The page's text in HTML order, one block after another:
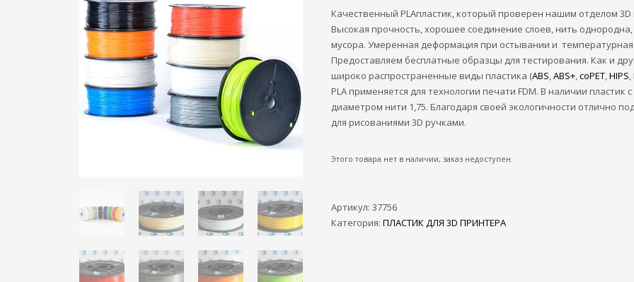
Качественный PLAпластик, который проверен нашим отделом 3D
Высокая прочность, хорошее соединение слоев, нить
мусора. Умеренная деформация при остывании и температурная
Предоставляем бесплатные образцы для тестирования. Как и
широко распространенные виды пластика (ABS,ABS+,coPET,HIPS,
PLA применяется для технологии печати FDM. В наличии пластик с
диаметром нити 1,75. Благодаря своей экологичности отлично
для рисованиями 3D ручками.
Этого товара нет в наличии, заказ недоступен.
Артикул: 37756
Категория: ПЛАСТИК ДЛЯ 3D ПРИНТЕРА